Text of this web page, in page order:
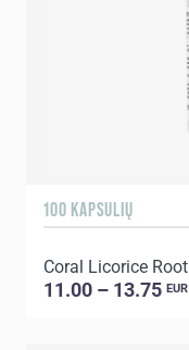
100 KAPSULIŲ
Coral Licorice Root
11.00 – 13.75 EUR